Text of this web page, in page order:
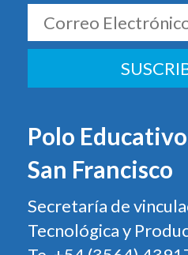
Polo
San Francisco
Secretaría de
Tecnológica y